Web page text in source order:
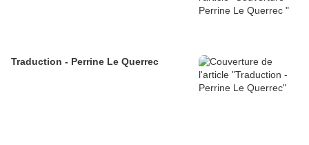
Traduction - Perrine Le Querrec